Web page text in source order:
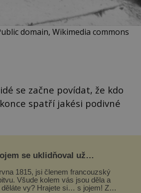
domain, Wikimedia commons
se začne povídat, že kdo
spatří jakési podivné
se uklidňoval už
1815, jsi členem francouzský
Všude kolem vás jsou děla a
vy? Hrajete si… s jojem! Zdá